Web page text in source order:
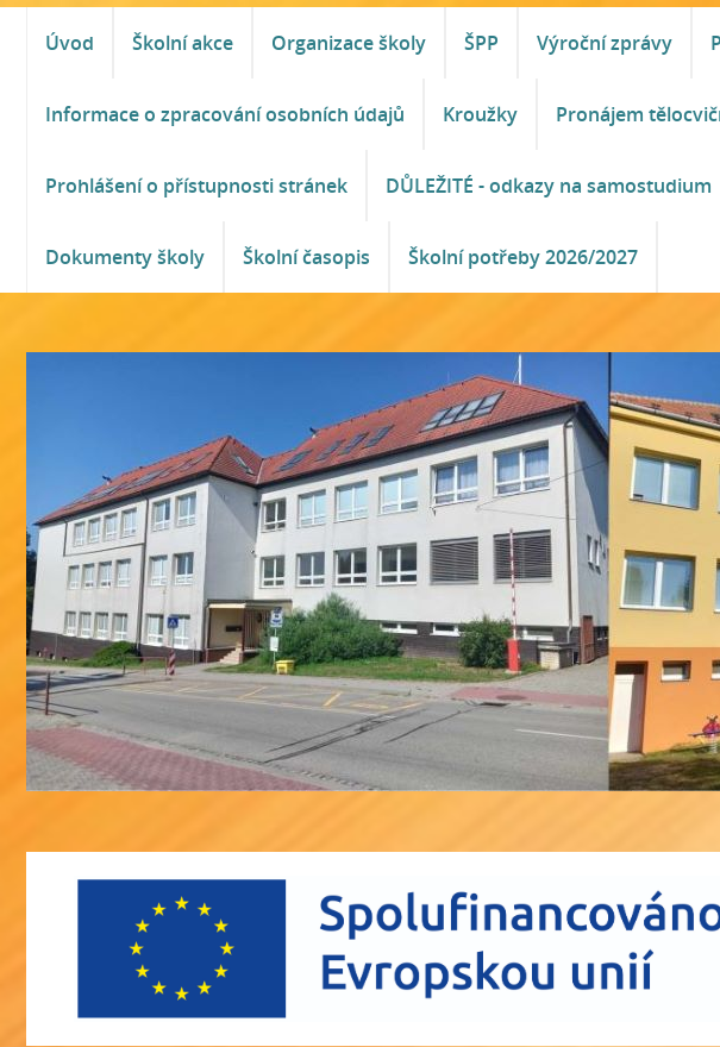
Úvod Školní akce Organizace školy ŠPP Výroční zprávy
Informace o zpracování osobních údajů Kroužky Pronájem
Prohlášení o přístupnosti stránek DŮLEŽITÉ - odkazy na samostudium
Dokumenty školy Školní časopis Školní potřeby 2026/2027